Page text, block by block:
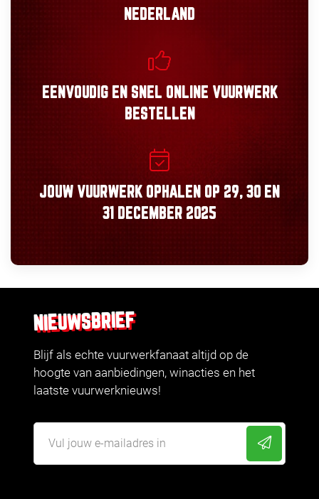
NEDERLAND
EENVOUDIGEN SNEL ONLINE VUURWERK
BESTELLEN
JOUW VUURWERK OPHALEN OP 29, 30 EN
31 DECEMBER 2025
NIEUWSBRIEF
Blijf als echte vuurwerkfanaat altijd op de
hoogte van aanbiedingen, winacties en het
laatste vuurwerknieuws!